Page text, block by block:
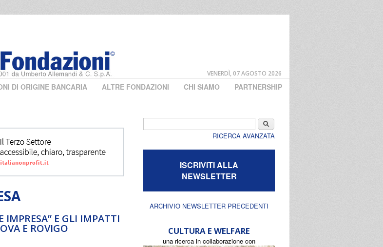
VENERDÌ, 07 AGOSTO 2026
DI ORIGINE BANCARIA ALTRE FONDAZIONI CHI SIAMO PARTNERSHIP
IMPRESA” E GLI IMPATTI
E ROVIGO
Cerca
RICERCA AVANZATA
ISCRIVITI ALLA
NEWSLETTER
ARCHIVIO NEWSLETTER PRECEDENTI
CULTURA E WELFARE
una ricerca in collaborazione con